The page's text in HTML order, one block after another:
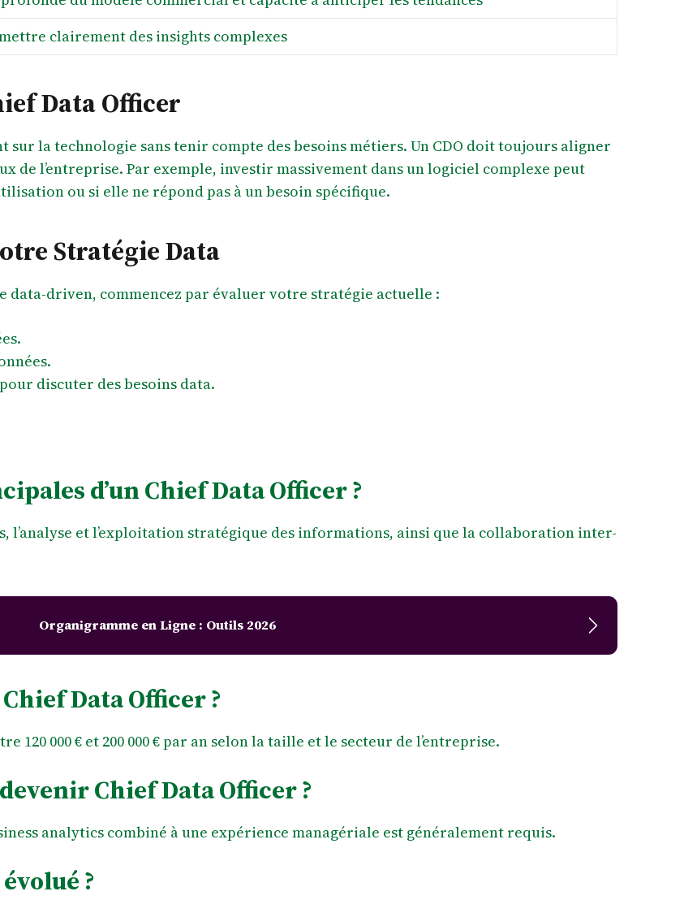
clairement des insights complexes
Data Officer
sur la technologie sans tenir compte des besoins métiers. Un CDO doit toujours aligner
de l’entreprise. Par exemple, investir massivement dans un logiciel complexe peut
ou si elle ne répond pas à un besoin spécifique.
Stratégie Data
driven, commencez par évaluer votre stratégie actuelle :
discuter des besoins data.
d’un Chief Data Officer ?
l’analyse et l’exploitation stratégique des informations, ainsi que la collaboration inter-
Organigramme en Ligne : Outils 2026
Data Officer ?
120 000 € et 200 000 € par an selon la taille et le secteur de l’entreprise.
Chief Data Officer ?
analytics combiné à une expérience managériale est généralement requis.
?